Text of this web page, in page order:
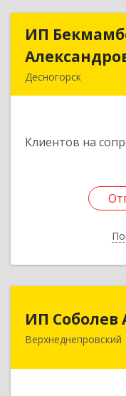
ИП
Десногорск
Клиентов на
ИП
ИП Соболев
Верхнеднепровский
ИП